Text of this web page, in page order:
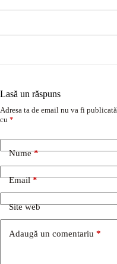
Lasă un răspuns
Adresa ta de email nu va fi publicată.
cu *
Nume*
Email*
Site web
Adaugă un comentariu *